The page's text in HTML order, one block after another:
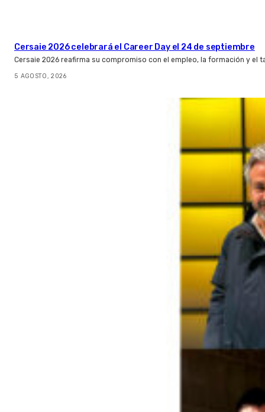
Cersaie 2026 celebrará el Career Day el 24 de septiembre
Cersaie 2026 reafirma su compromiso con el empleo, la formación y el
5 AGOSTO, 2026